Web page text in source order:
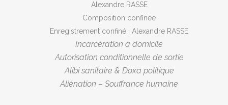
Alexandre RASSE
Composition confinée
Enregistrement confiné : Alexandre RASSE
Incarcération à domicile
Autorisation conditionnelle de sortie
Alibi sanitaire & Doxa politique
Aliénation – Souffrance humaine